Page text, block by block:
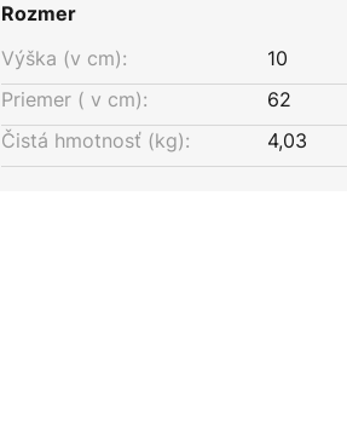
Rozmer
Výška (v cm):
10
Priemer ( v cm):
62
Čistá hmotnosť (kg):
4,03